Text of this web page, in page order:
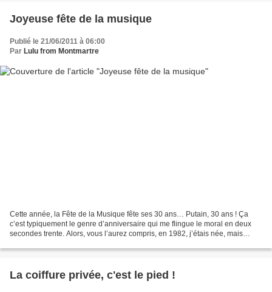
Joyeuse fête de la musique
Publié le 21/06/2011 à 06:00
Par Lulu from Montmartre
Cette année, la Fête de la Musique fête ses 30 ans… Putain, 30 ans ! Ça
c’est typiquement le genre d’anniversaire qui me flingue le moral en deux
secondes trente. Alors, vous l’aurez compris, en 1982, j’étais née, mais
La coiffure privée, c'est le pied !